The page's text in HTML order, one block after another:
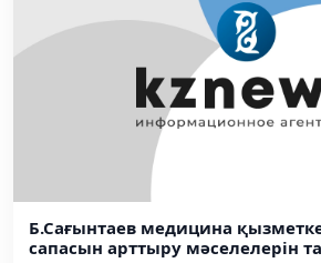
Б.Сағынтаев медицина
сапасын арттыру мәселелерін